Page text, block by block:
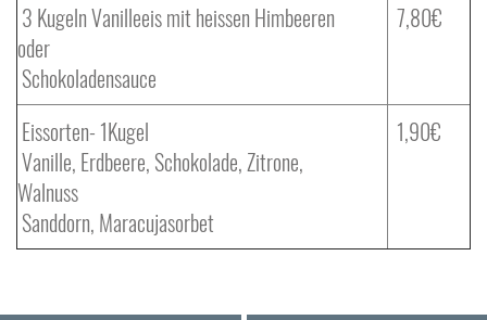
3 Kugeln Vanilleeis mit heissen Himbeeren
oder
Schokoladensauce
7,80€
Eissorten- 1Kugel
Vanille, Erdbeere, Schokolade, Zitrone,
Walnuss
Sanddorn, Maracujasorbet
1,90€